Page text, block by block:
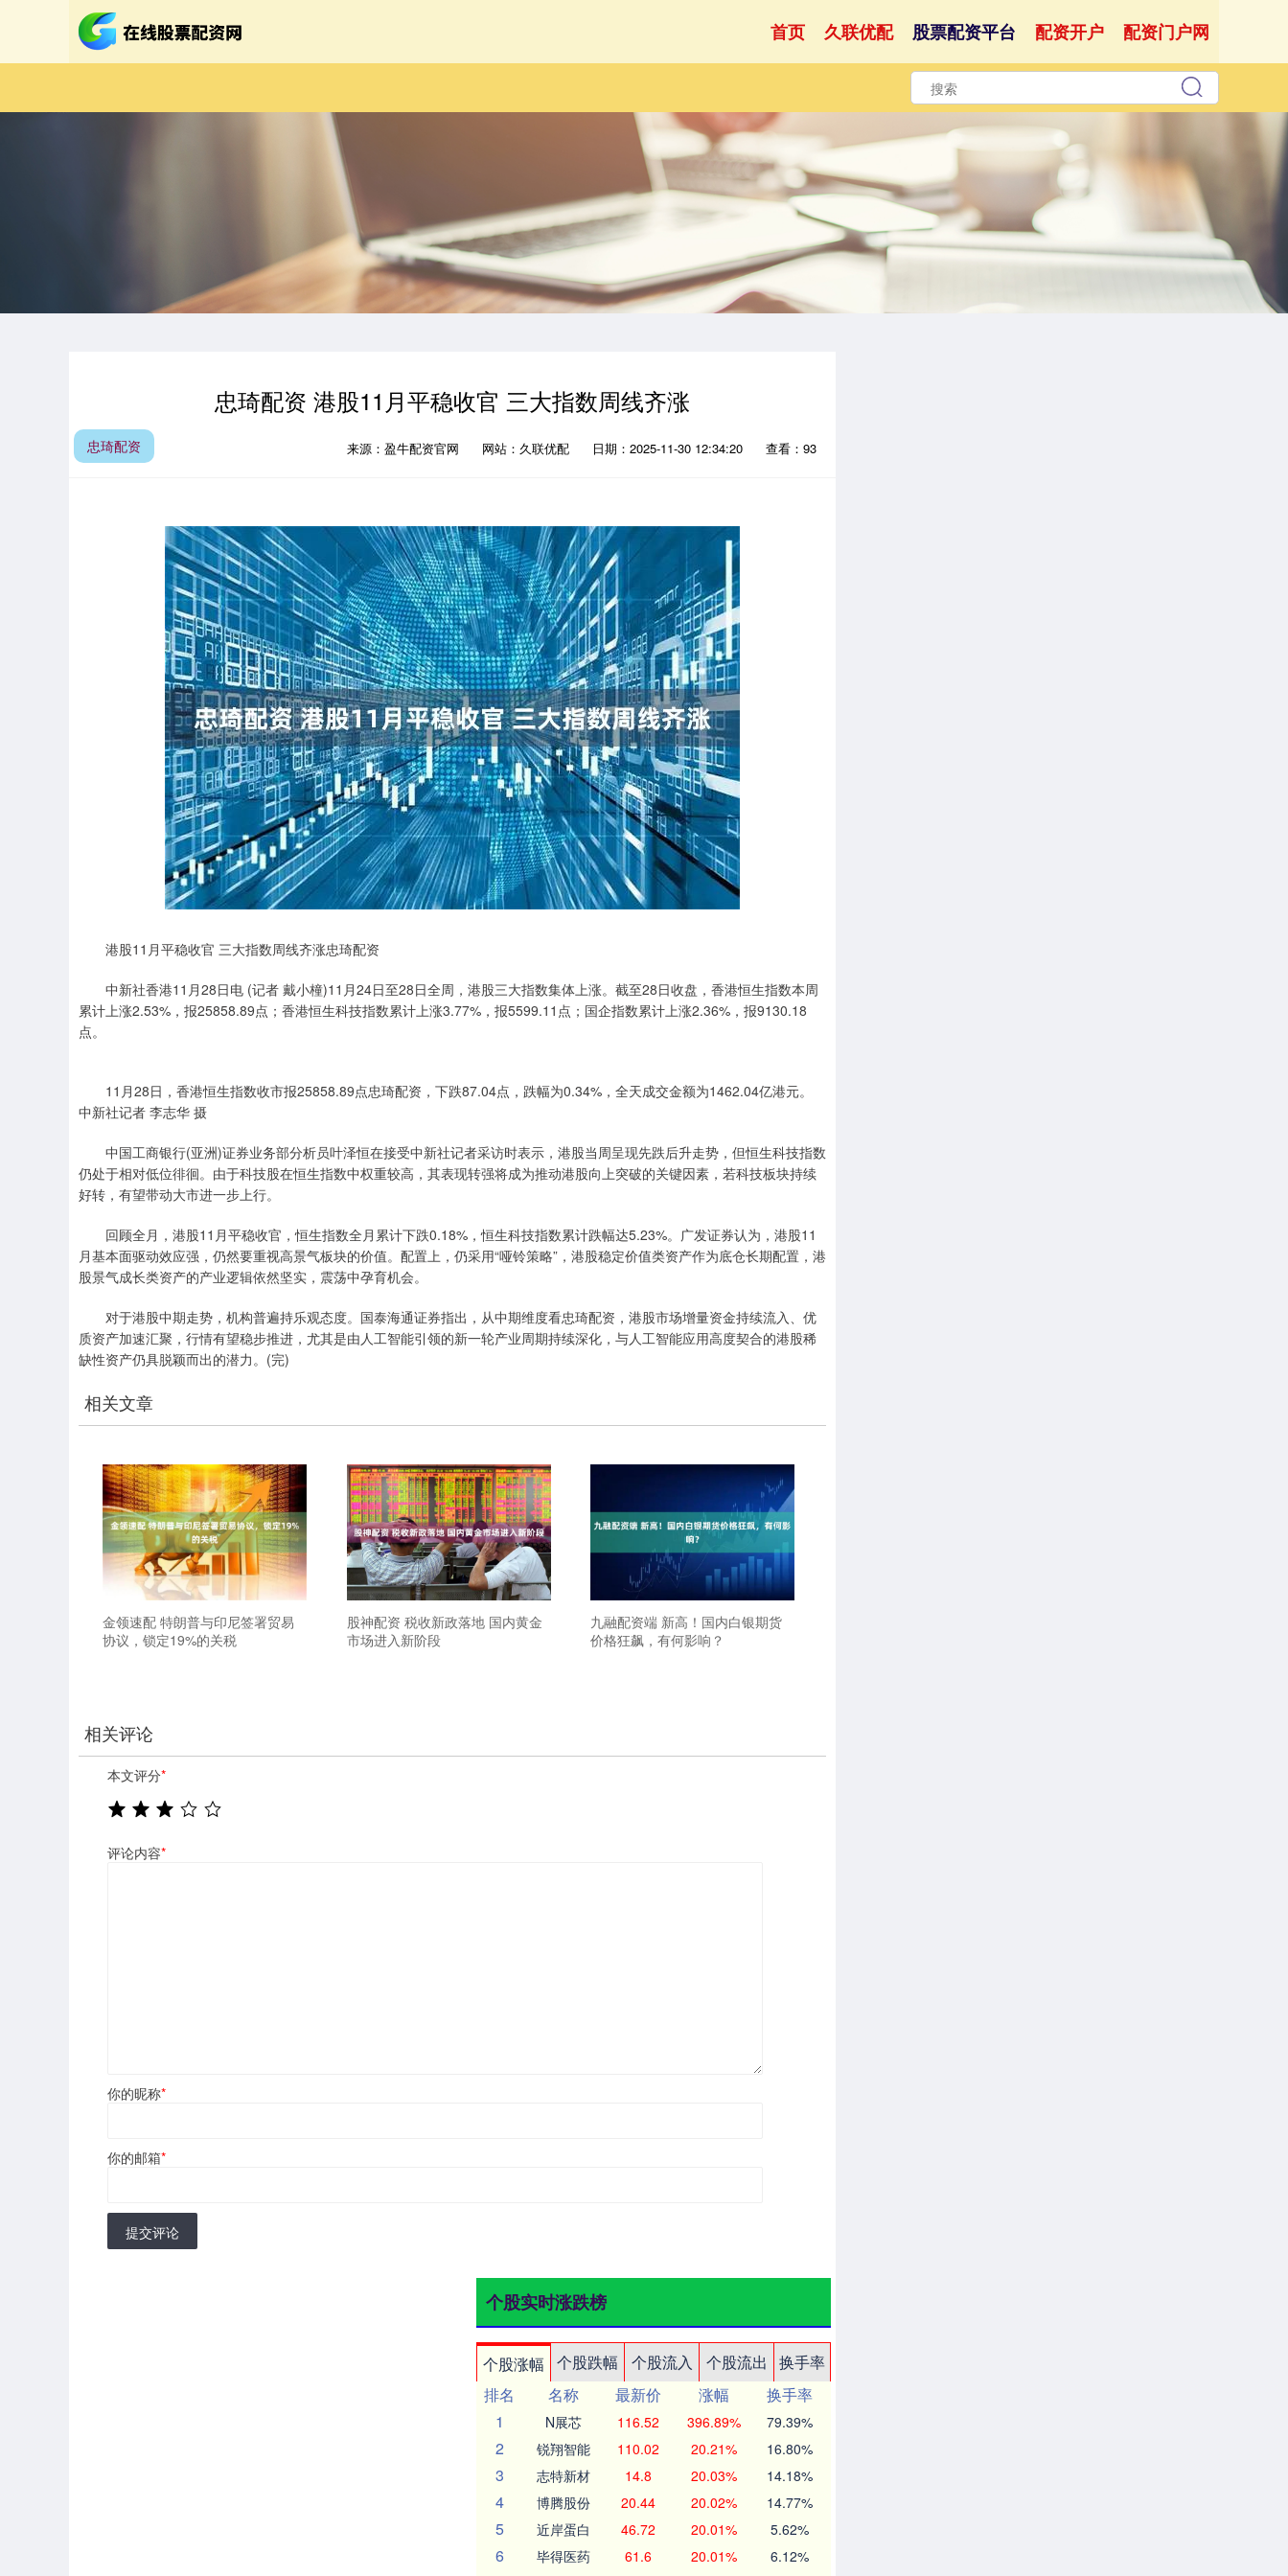
首页 久联优配 股票配资平台 配资开户 配资门户网
忠琦配资 港股11月平稳收官 三大指数周线齐涨
忠琦配资 来源：盈牛配资官网 网站：久联优配 日期：2025-11-30 12:34:20 查看：93
港股11月平稳收官 三大指数周线齐涨忠琦配资
中新社香港11月28日电 (记者 戴小橦)11月24日至28日全周，港股三大指数集体上涨。截至28日收盘，香港恒生指数本周
累计上涨2.53%，报25858.89点；香港恒生科技指数累计上涨3.77%，报5599.11点；国企指数累计上涨2.36%，报9130.18
点。
11月28日，香港恒生指数收市报25858.89点忠琦配资，下跌87.04点，跌幅为0.34%，全天成交金额为1462.04亿港元。
中新社记者 李志华 摄
中国工商银行(亚洲)证券业务部分析员叶泽恒在接受中新社记者采访时表示，港股当周呈现先跌后升走势，但恒生科技指数
仍处于相对低位徘徊。由于科技股在恒生指数中权重较高，其表现转强将成为推动港股向上突破的关键因素，若科技板块持续
好转，有望带动大市进一步上行。
回顾全月，港股11月平稳收官，恒生指数全月累计下跌0.18%，恒生科技指数累计跌幅达5.23%。广发证券认为，港股11
月基本面驱动效应强，仍然要重视高景气板块的价值。配置上，仍采用“哑铃策略”，港股稳定价值类资产作为底仓长期配置，港
股景气成长类资产的产业逻辑依然坚实，震荡中孕育机会。
对于港股中期走势，机构普遍持乐观态度。国泰海通证券指出，从中期维度看忠琦配资，港股市场增量资金持续流入、优
质资产加速汇聚，行情有望稳步推进，尤其是由人工智能引领的新一轮产业周期持续深化，与人工智能应用高度契合的港股稀
缺性资产仍具脱颖而出的潜力。(完)
相关文章
金领速配 特朗普与印尼签署贸易
协议，锁定19%的关税
股神配资 税收新政落地 国内黄金
市场进入新阶段
九融配资端 新高！国内白银期货
价格狂飙，有何影响？
相关评论
本文评分*
评论内容*
你的昵称*
你的邮箱*
提交评论
个股实时涨跌榜
个股涨幅 个股跌幅 个股流入 个股流出
换手率
排名
名称 最新价 涨幅
换手率
1
N展芯 116.52 396.89% 79.39%
2 锐翔智能 110.02 20.21% 16.80%
3 志特新材 14.8 20.03% 14.18%
4 博腾股份 20.44 20.02% 14.77%
5 近岸蛋白 46.72 20.01% 5.62%
6 毕得医药 61.6 20.01% 6.12%